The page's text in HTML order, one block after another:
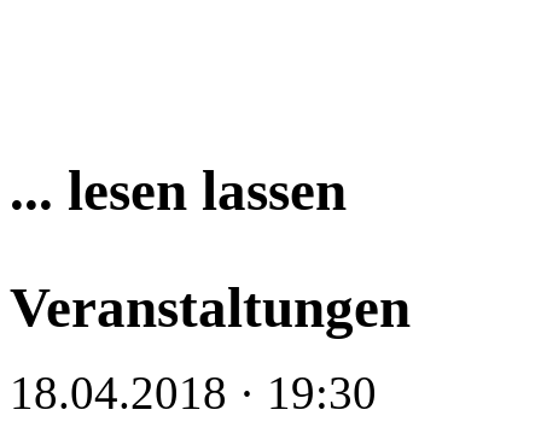
... lesen lassen
Veranstaltungen
18.04.2018 · 19:30